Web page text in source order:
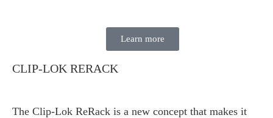
CLIP-LOK RERACK
The Clip-Lok ReRack is a new concept that makes it
Learn more